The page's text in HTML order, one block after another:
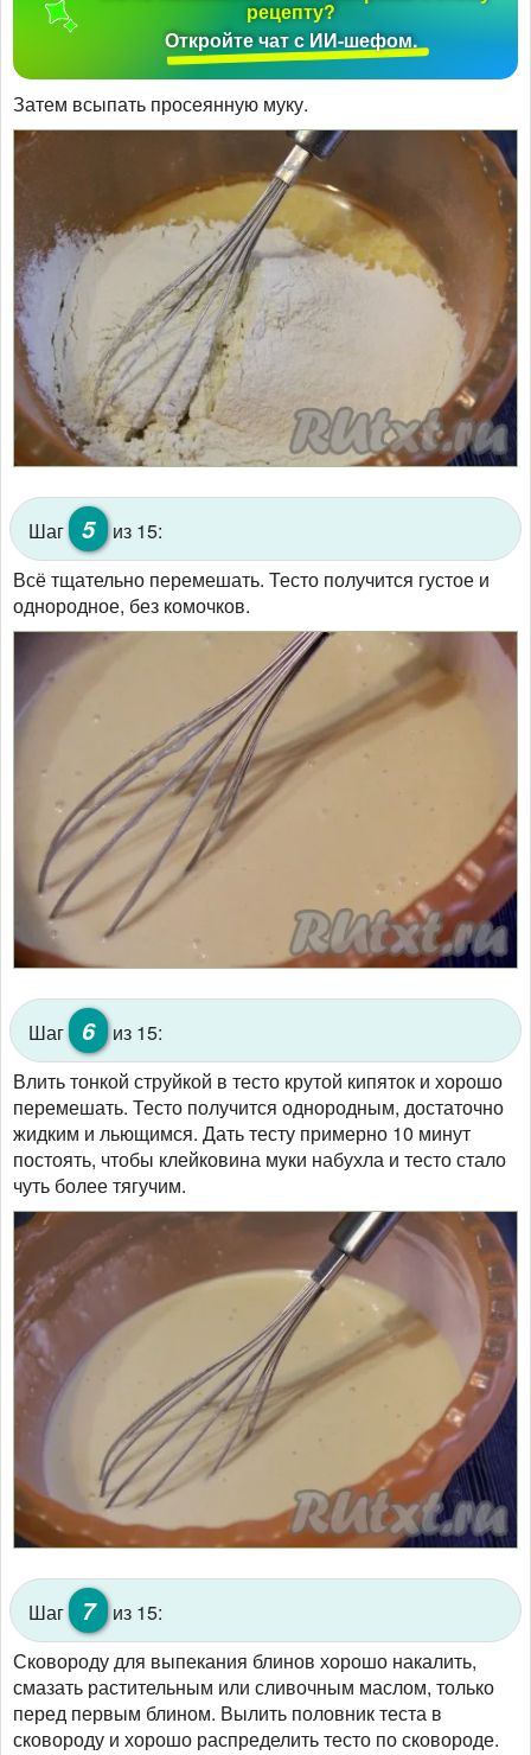
рецепту?
Откройте чат с ИИ-шефом.
Затем всыпать просеянную муку.
Шаг 5
из 15:
Всё тщательно перемешать. Тесто получится густое и
однородное, без комочков.
Шаг 6
из 15:
Влить тонкой струйкой в тесто крутой кипяток и хорошо
перемешать. Тесто получится однородным, достаточно
жидким и льющимся. Дать тесту примерно 10 минут
постоять, чтобы клейковина муки набухла и тесто стало
чуть более тягучим.
Шаг 7
из 15:
Сковороду для выпекания блинов хорошо накалить,
смазать растительным или сливочным маслом, только
перед первым блином. Вылить половник теста в
сковороду и хорошо распределить тесто по сковороде.